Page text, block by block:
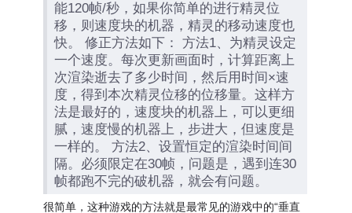
能120帧/秒，如果你简单的进行精灵位
移，则速度块的机器，精灵的移动速度也
快。 修正方法如下： 方法1、为精灵设定
一个速度。每次更新画面时，计算距离上
次渲染逝去了多少时间，然后用时间×速
度，得到本次精灵位移的位移量。这样方
法是最好的，速度块的机器上，可以更细
腻，速度慢的机器上，步进大，但速度是
一样的。 方法2、设置恒定的渲染时间间
隔。必须限定在30帧，问题是，遇到连30
帧都跑不完的破机器，就会有问题。
很简单，这种游戏的方法就是最常见的游戏中的“垂直